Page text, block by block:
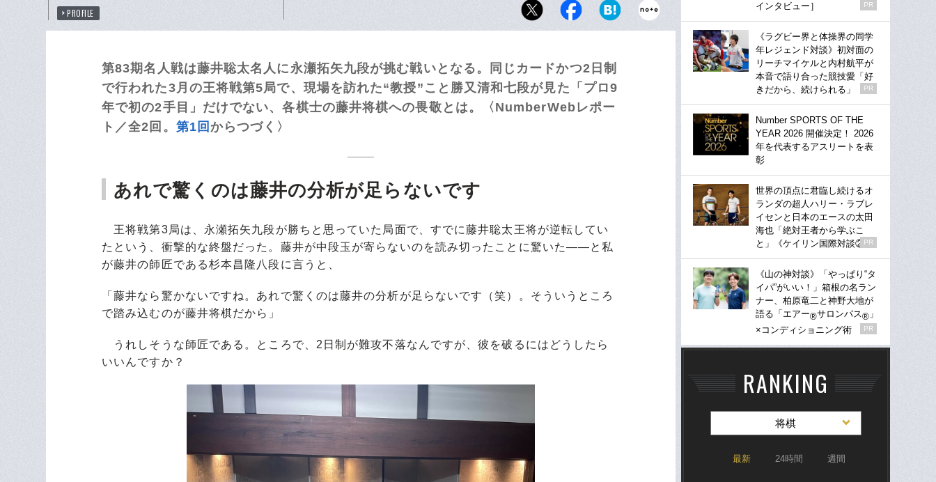
PROFILE
第83期名人戦は藤井聡太名人に永瀬拓矢九段が挑む戦いとなる。同じカードかつ2日制
で行われた3月の王将戦第5局で、現場を訪れた“教授”こと勝又清和七段が見た「プロ9
年で初の2手目」だけでない、各棋士の藤井将棋への畏敬とは。〈NumberWebレポー
ト／全2回。 第1回 からつづく〉
あれで驚くのは藤井の分析が足らないです
王将戦第3局は、永瀬拓矢九段が勝ちと思っていた局面で、すでに藤井聡太王将が逆転してい
たという、衝撃的な終盤だった。藤井が中段玉が寄らないのを読み切ったことに驚いた――と私
が藤井の師匠である杉本昌隆八段に言うと、
「藤井なら驚かないですね。あれで驚くのは藤井の分析が足らないです（笑）。そういうところ
で踏み込むのが藤井将棋だから」
うれしそうな師匠である。ところで、2日制が難攻不落なんですが、彼を破るにはどうしたら
いいんですか？
インタビュー］
PR
《ラグビー界と体操界の同学
年レジェンド対談》初対面の
リーチマイケルと内村航平が
本音で語り合った競技愛「好
きだから、続けられる」
PR
Number SPORTS OF THE
YEAR 2026 開催決定！ 2026
年を代表するアスリートを表
彰
世界の頂点に君臨し続けるオ
ランダの超人ハリー・ラブレ
イセンと日本のエースの太田
海也「絶対王者から学ぶこ
と」《ケイリン国際対談②》
PR
《山の神対談》「やっぱり“タ
イパ”がいい！」箱根の名ラン
ナー、柏原竜二と神野大地が
語る「エアー®サロンパス® 」
×コンディショニング術
PR
RANKING
将棋
最新 24時間 週間